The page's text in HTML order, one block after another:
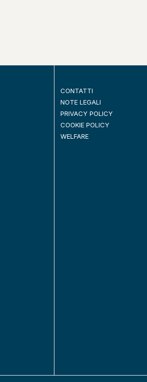
CONTATTI
NOTE LEGALI
PRIVACY POLICY
COOKIE POLICY
WELFARE